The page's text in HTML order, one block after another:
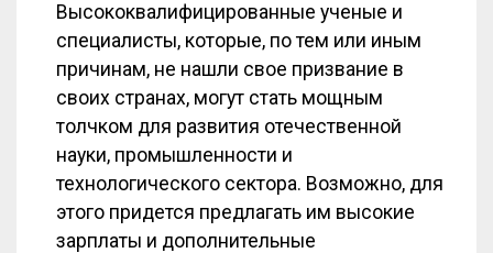
Высококвалифицированные ученые и
специалисты, которые, по тем или иным
причинам, не нашли свое призвание в
своих странах, могут стать мощным
толчком для развития отечественной
науки, промышленности и
технологического сектора. Возможно, для
этого придется предлагать им высокие
зарплаты и дополнительные